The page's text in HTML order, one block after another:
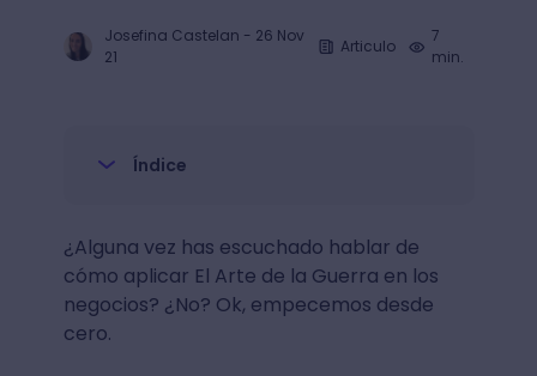
Josefina Castelan - 26 Nov
21
Articulo
7
min.
Índice
¿Alguna vez has escuchado hablar de
cómo aplicar El Arte de la Guerra en los
negocios? ¿No? Ok, empecemos desde
cero.